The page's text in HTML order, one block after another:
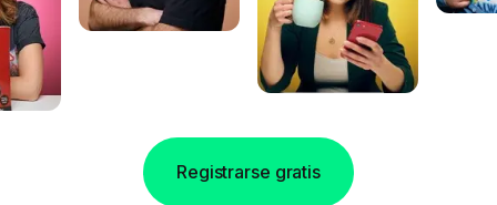
Registrarse gratis